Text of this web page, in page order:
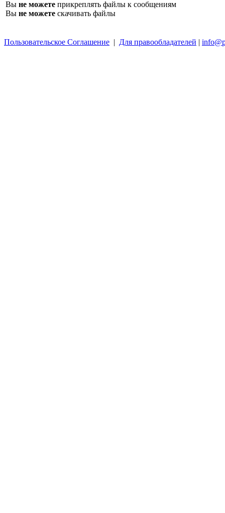
Вы не можете прикреплять файлы к сообщениям
Вы не можете скачивать файлы
Пользовательское Соглашение | Для правообладателей |